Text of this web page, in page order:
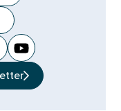
nouvel onglet)
un nouvel
dans un nouvel
(Twitter) dans un
YouTube
(ouverture dans